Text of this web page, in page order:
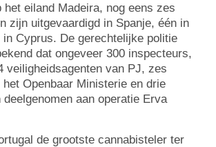
het eiland Madeira, nog eens zes
zijn uitgevaardigd in Spanje, één in
in Cyprus. De gerechtelijke politie
dat ongeveer 300 inspecteurs,
veiligheidsagenten van PJ, zes
Openbaar Ministerie en drie
aan operatie Erva
de grootste cannabisteler ter